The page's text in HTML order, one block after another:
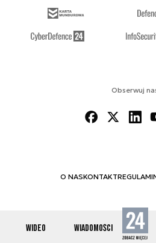
WIDEO WIADOMOŚCI
Obserwuj
O NASKONTAKT
© 2012-2026